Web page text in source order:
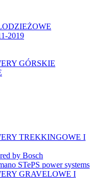
2019
GÓRSKIE
TREKKINGOWE I
by Bosch
STePS power systems
GRAVELOWE I